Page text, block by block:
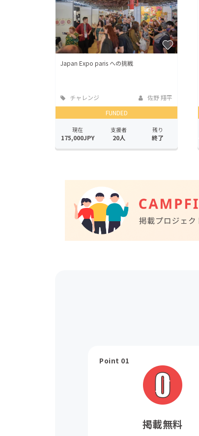
Japan Expo paris への挑戦
チャレンジ
佐野 翔平
FUNDED
現在
175,000JPY
支援者
20人
残り
終了
Point 01
掲載無料